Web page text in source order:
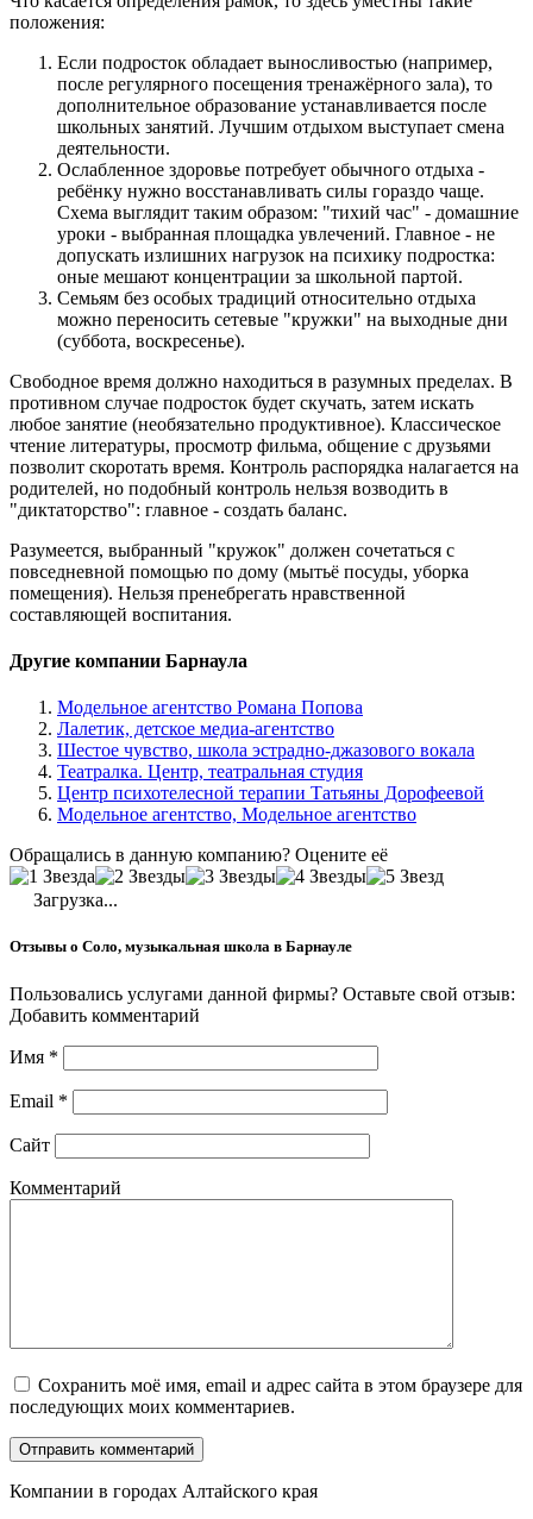
положения:
Если подросток обладает выносливостью (например,
после регулярного посещения тренажёрного зала), то
дополнительное образование устанавливается после
школьных занятий. Лучшим отдыхом выступает смена
деятельности.
Ослабленное здоровье потребует обычного отдыха -
ребёнку нужно восстанавливать силы гораздо чаще.
Схема выглядит таким образом: "тихий час" - домашние
уроки - выбранная площадка увлечений. Главное - не
допускать излишних нагрузок на психику подростка:
оные мешают концентрации за школьной партой.
Семьям без особых традиций относительно отдыха
можно переносить сетевые "кружки" на выходные дни
(суббота, воскресенье).
Свободное время должно находиться в разумных пределах. В
противном случае подросток будет скучать, затем искать
любое занятие (необязательно продуктивное). Классическое
чтение литературы, просмотр фильма, общение с друзьями
позволит скоротать время. Контроль распорядка налагается на
родителей, но подобный контроль нельзя возводить в
"диктаторство": главное - создать баланс.
Разумеется, выбранный "кружок" должен сочетаться с
повседневной помощью по дому (мытьё посуды, уборка
помещения). Нельзя пренебрегать нравственной
составляющей воспитания.
Другие компании Барнаула
Модельное агентство Романа Попова
Лалетик, детское медиа-агентство
Шестое чувство, школа эстрадно-джазового вокала
Театралка. Центр, театральная студия
Центр психотелесной терапии Татьяны Дорофеевой
Модельное агентство, Модельное агентство
Обращались в данную компанию? Оцените её
Загрузка...
Отзывы о Соло, музыкальная школа в Барнауле
Пользовались услугами данной фирмы? Оставьте свой отзыв:
Добавить комментарий
Имя *
Email *
Сайт
Комментарий
Сохранить моё имя, email и адрес сайта в этом браузере для
последующих моих комментариев.
Компании в городах Алтайского края